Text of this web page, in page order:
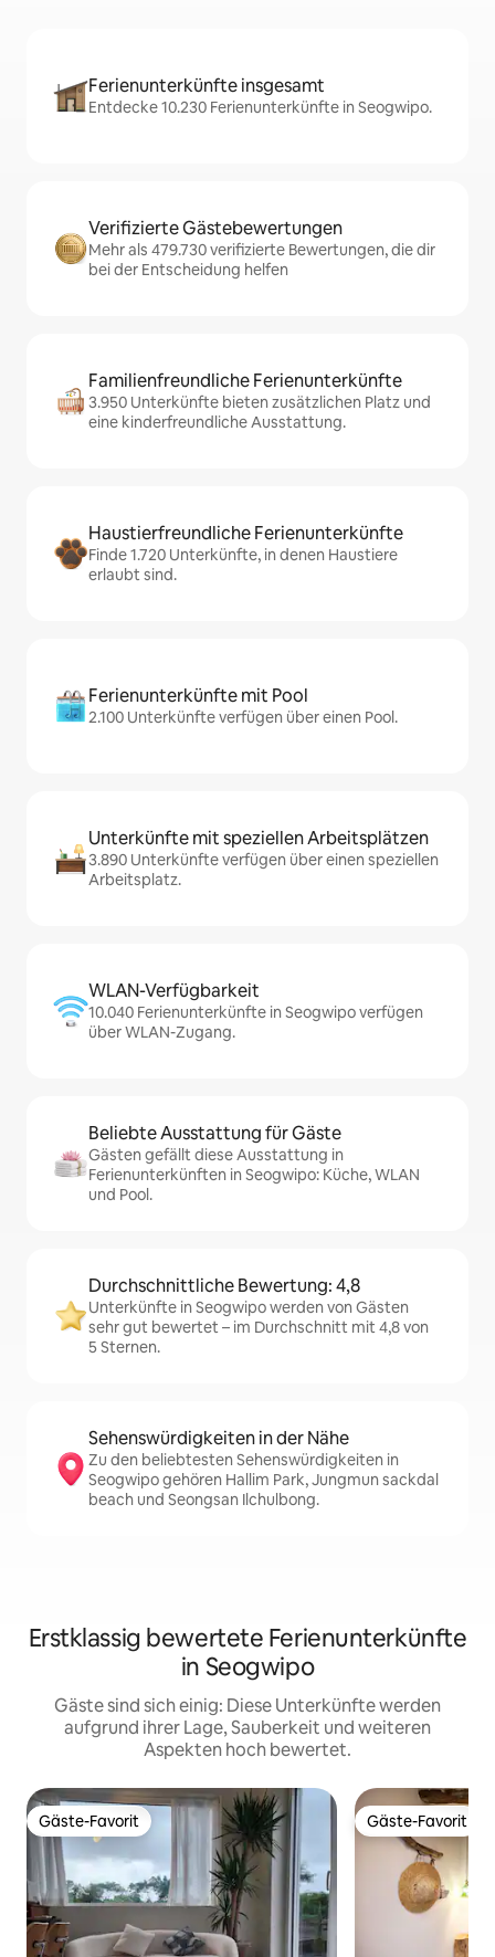
Ferienunterkünfte insgesamt
Entdecke 10.230 Ferienunterkünfte in Seogwipo.
Verifizierte Gästebewertungen
Mehr als 479.730 verifizierte Bewertungen, die dir
bei der Entscheidung helfen
Familienfreundliche Ferienunterkünfte
3.950 Unterkünfte bieten zusätzlichen Platz und
eine kinderfreundliche Ausstattung.
Haustierfreundliche Ferienunterkünfte
Finde 1.720 Unterkünfte, in denen Haustiere
erlaubt sind.
Ferienunterkünfte mit Pool
2.100 Unterkünfte verfügen über einen Pool.
Unterkünfte mit speziellen Arbeitsplätzen
3.890 Unterkünfte verfügen über einen speziellen
Arbeitsplatz.
WLAN-Verfügbarkeit
10.040 Ferienunterkünfte in Seogwipo verfügen
über WLAN-Zugang.
Beliebte Ausstattung für Gäste
Gästen gefällt diese Ausstattung in
Ferienunterkünften in Seogwipo: Küche, WLAN
und Pool.
Durchschnittliche Bewertung: 4,8
Unterkünfte in Seogwipo werden von Gästen
sehr gut bewertet – im Durchschnitt mit 4,8 von
5 Sternen.
Sehenswürdigkeiten in der Nähe
Zu den beliebtesten Sehenswürdigkeiten in
Seogwipo gehören Hallim Park, Jungmun sackdal
beach und Seongsan Ilchulbong.
Erstklassig bewertete Ferienunterkünfte
in Seogwipo
Gäste sind sich einig: Diese Unterkünfte werden
aufgrund ihrer Lage, Sauberkeit und weiteren
Aspekten hoch bewertet.
Gäste-Favorit
Gäste-Favorit Gäste-Favorit
Gäste-Favorit